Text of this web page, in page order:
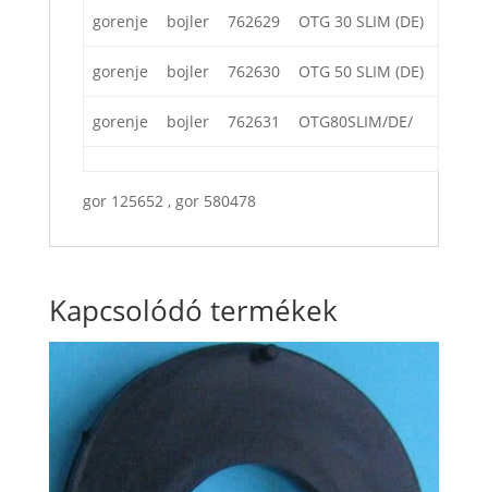
gorenje bojler 762629 OTG 30 SLIM (DE)
gorenje bojler 762630 OTG 50 SLIM (DE)
gorenje bojler 762631 OTG80SLIM/DE/
gor 125652 , gor 580478
Kapcsolódó termékek